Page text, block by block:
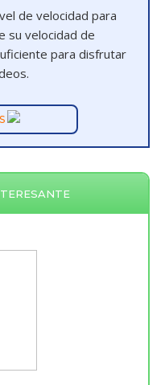
de velocidad para
su velocidad de
para disfrutar